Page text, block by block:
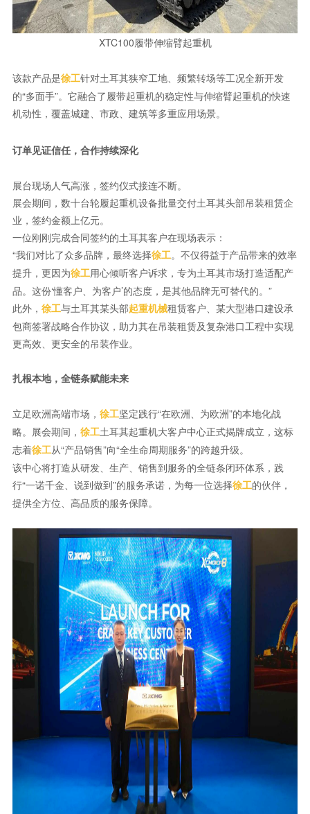
XTC100履带伸缩臂起重机
该款产品是徐工针对土耳其狭窄工地、频繁转场等工况全新开发
的“多面手”。它融合了履带起重机的稳定性与伸缩臂起重机的快速
机动性，覆盖城建、市政、建筑等多重应用场景。
订单见证信任，合作持续深化
展台现场人气高涨，签约仪式接连不断。
展会期间，数十台轮履起重机设备批量交付土耳其头部吊装租赁企
业，签约金额上亿元。
一位刚刚完成合同签约的土耳其客户在现场表示：
“我们对比了众多品牌，最终选择徐工。不仅得益于产品带来的效率
提升，更因为徐工用心倾听客户诉求，专为土耳其市场打造适配产
品。这份‘懂客户、为客户’的态度，是其他品牌无可替代的。”
此外， 徐工与土耳其某头部起重机械租赁客户、某大型港口建设承
包商签署战略合作协议，助力其在吊装租赁及复杂港口工程中实现
更高效、更安全的吊装作业。
扎根本地，全链条赋能未来
立足欧洲高端市场， 徐工坚定践行“在欧洲、为欧洲”的本地化战
略。展会期间， 徐工土耳其起重机大客户中心正式揭牌成立，这标
志着徐工从“产品销售”向“全生命周期服务”的跨越升级。
该中心将打造从研发、生产、销售到服务的全链条闭环体系，践
行“一诺千金、说到做到”的服务承诺，为每一位选择徐工的伙伴，
提供全方位、高品质的服务保障。